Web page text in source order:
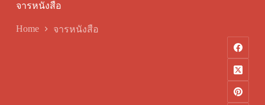
จารหนังสือ
Home จารหนังสือ